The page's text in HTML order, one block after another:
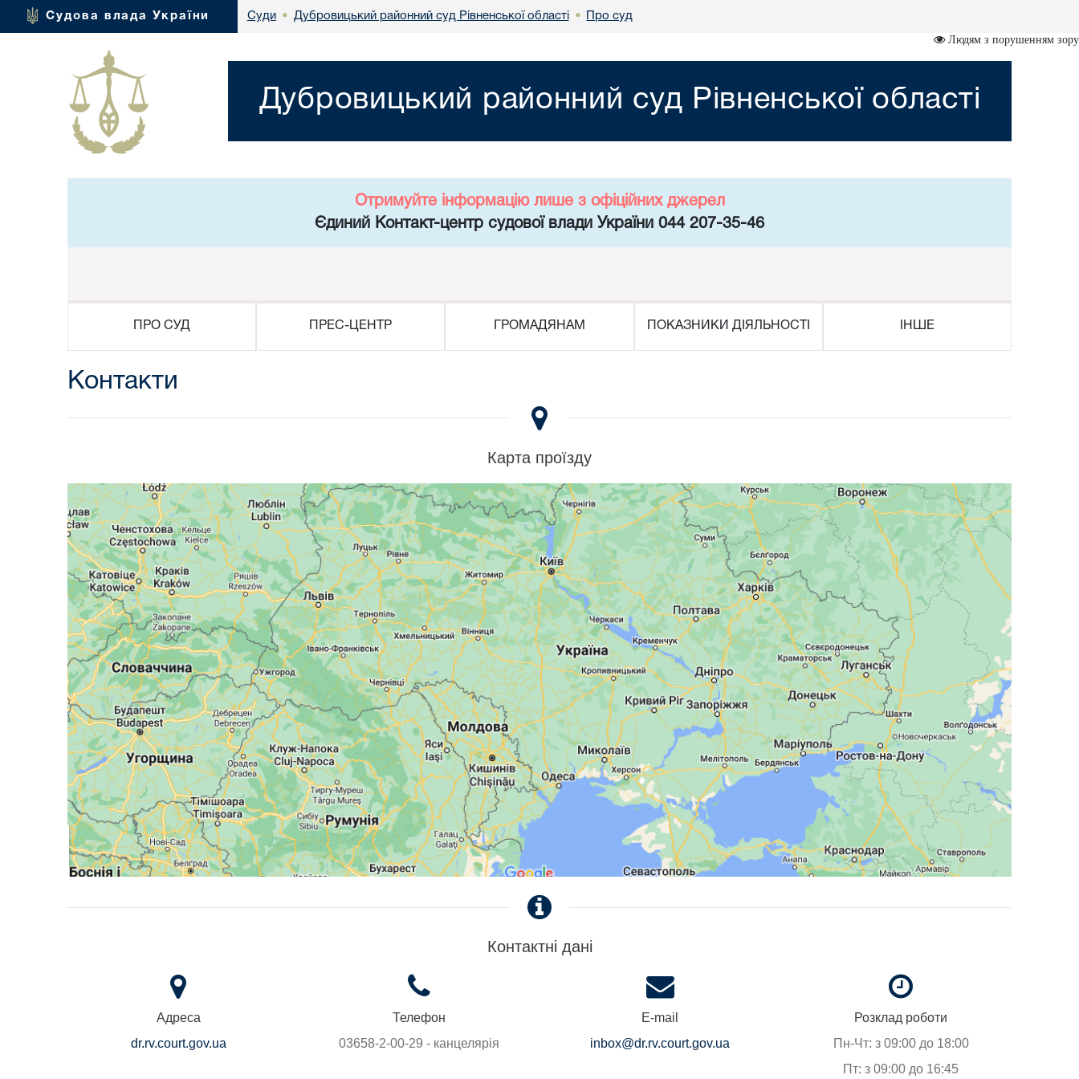
Судова влада України Суди • Дубровицький районний суд Рівненської області • Про суд
Людям з порушенням зору
Дубровицький районний суд Рівненської області
Отримуйте інформацію лише з офіційних джерел
Єдиний Контакт-центр судової влади України 044 207-35-46
ПРО СУД ПРЕС-ЦЕНТР ГРОМАДЯНАМ ПОКАЗНИКИ ДІЯЛЬНОСТІ ІНШЕ
Контакти
Карта проїзду
Контактні дані
Адреса
dr.rv.court.gov.ua
Телефон
03658-2-00-29 - канцелярія
E-mail
inbox@dr.rv.court.gov.ua
Розклад роботи
Пн-Чт: з 09:00 до 18:00
Пт: з 09:00 до 16:45